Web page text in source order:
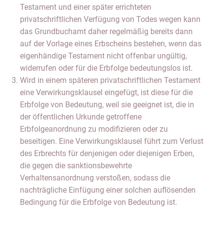
Testament und einer später errichteten
privatschriftlichen Verfügung von Todes wegen kann
das Grundbuchamt daher regelmäßig bereits dann
auf der Vorlage eines Erbscheins bestehen, wenn das
eigenhändige Testament nicht offenbar ungültig,
widerrufen oder für die Erbfolge bedeutungslos ist.
Wird in einem späteren privatschriftlichen Testament
eine Verwirkungsklausel eingefügt, ist diese für die
Erbfolge von Bedeutung, weil sie geeignet ist, die in
der öffentlichen Urkunde getroffene
Erbfolgeanordnung zu modifizieren oder zu
beseitigen. Eine Verwirkungsklausel führt zum Verlust
des Erbrechts für denjenigen oder diejenigen Erben,
die gegen die sanktionsbewehrte
Verhaltensanordnung verstoßen, sodass die
nachträgliche Einfügung einer solchen auflösenden
Bedingung für die Erbfolge von Bedeutung ist.